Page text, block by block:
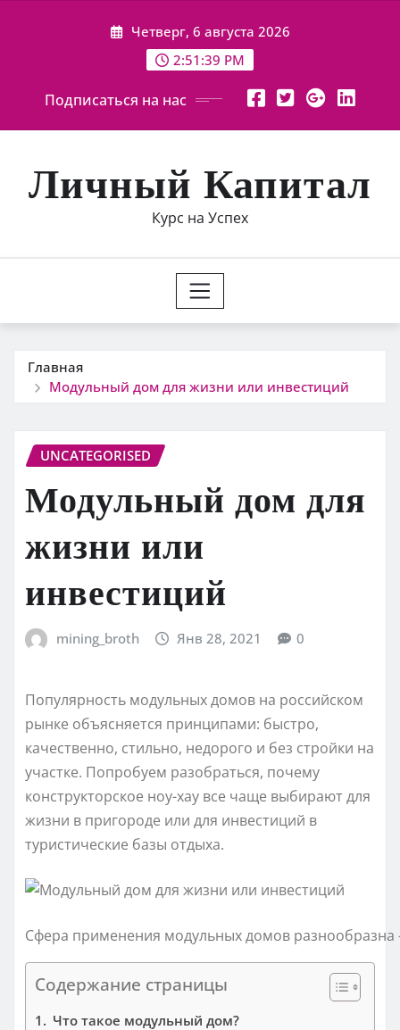
Четверг, 6 августа 2026
2:51:40 PM
Подписаться на нас
Личный Капитал
Курс на Успех
Главная
Модульный дом для жизни или инвестиций
UNCATEGORISED
Модульный дом для
жизни или
инвестиций
mining_broth Янв 28, 2021 0
Популярность модульных домов на российском
рынке объясняется принципами: быстро,
качественно, стильно, недорого и без стройки на
участке. Попробуем разобраться, почему
конструкторское ноу-хау все чаще выбирают для
жизни в пригороде или для инвестиций в
туристические базы отдыха.
Сфера применения модульных домов
Содержание страницы
Что такое модульный дом?